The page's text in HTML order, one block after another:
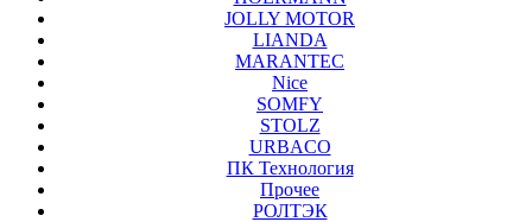
JOLLY MOTOR
LIANDA
MARANTEC
Nice
SOMFY
STOLZ
URBACO
ПК Технология
Прочее
РОЛТЭК